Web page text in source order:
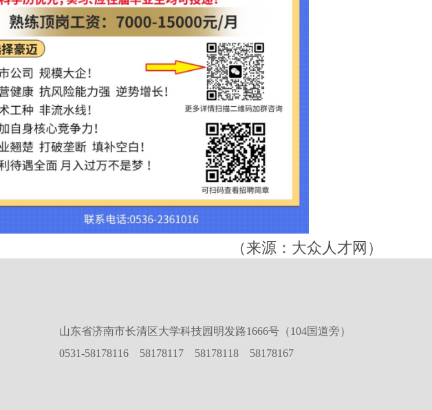
（来源：大众人才网）
山东省济南市长清区大学科技园明发路1666号（104国道旁）
0531-58178116 58178117 58178118 58178167